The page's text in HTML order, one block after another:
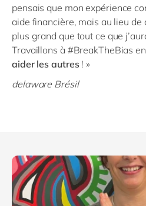
pensais que mon expérience
aide financière, mais au lieu de
plus grand que tout ce que
Travaillons à #BreakTheBias
aider les autres ! »
delaware Brésil